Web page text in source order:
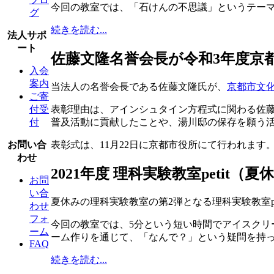
グ
法人サポ
ート
入会
案内
ご寄
付受
付
お問い合
わせ
お問
い合
わせ
フォ
ーム
FAQ
今回の教室では、「石けんの不思議」というテー
続きを読む...
佐藤文隆名誉会長が令和3年度
当法人の名誉会長である佐藤文隆氏が、 京都市文
表彰理由は、アインシュタイン方程式に関わる佐
普及活動に貢献したことや、湯川邸の保存を願う
表彰式は、11月22日に京都市役所にて行われます
2021年度 理科実験教室petit（夏
夏休みの理科実験教室の第2弾となる理科実験教
今回の教室では、5分という短い時間でアイスク
ーム作りを通じて、「なんで？」という疑問を持
続きを読む...